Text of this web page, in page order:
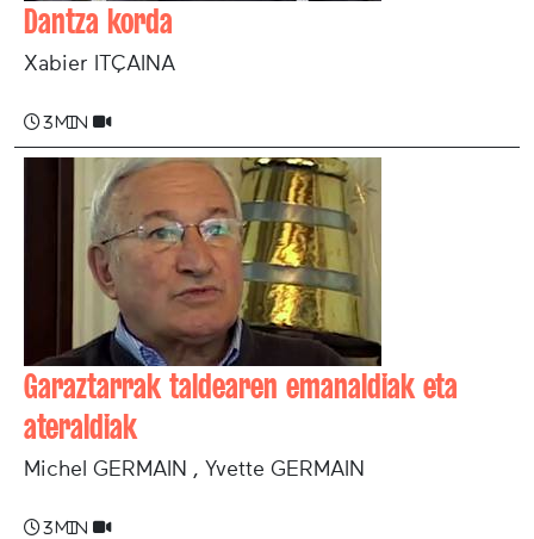
Dantza korda
Xabier ITÇAINA
3 min
Garaztarrak taldearen emanaldiak eta
ateraldiak
Michel GERMAIN , Yvette GERMAIN
3 min